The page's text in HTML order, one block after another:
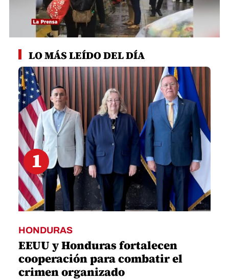
seconds
minute,
seconds
LO MÁS LEÍDO DEL DÍA
1
HONDURAS
EEUU y Honduras fortalecen
cooperación para combatir el
crimen organizado